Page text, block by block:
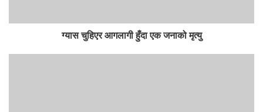
ग्यास चुहिएर आगलागी हुँदा एक जनाको मृत्यु